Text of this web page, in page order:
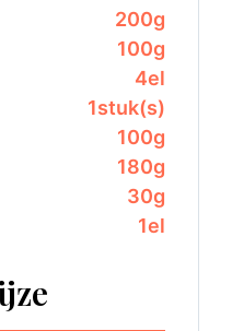
200g
100g
4el
1stuk(s)
100g
180g
30g
1el